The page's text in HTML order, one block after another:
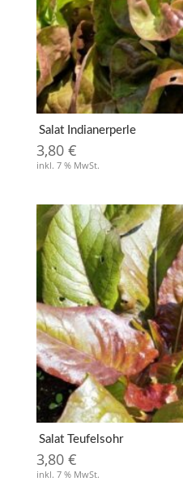
Salat Indianerperle
3,80 €
inkl. 7 % MwSt.
Salat Teufelsohr
3,80 €
inkl. 7 % MwSt.